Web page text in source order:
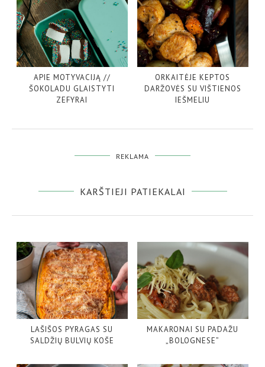
APIE MOTYVACIJĄ //
ŠOKOLADU GLAISTYTI
ZEFYRAI
ORKAITĖJE KEPTOS
DARŽOVĖS SU VIŠTIENOS
IEŠMELIU
REKLAMA
KARŠTIEJI PATIEKALAI
LAŠIŠOS PYRAGAS SU
SALDŽIŲ BULVIŲ KOŠE
MAKARONAI SU PADAŽU
„BOLOGNESE”